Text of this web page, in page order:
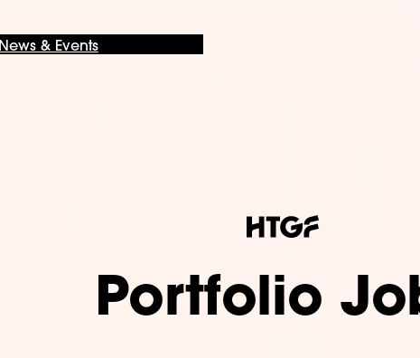
News & Events
Portfolio